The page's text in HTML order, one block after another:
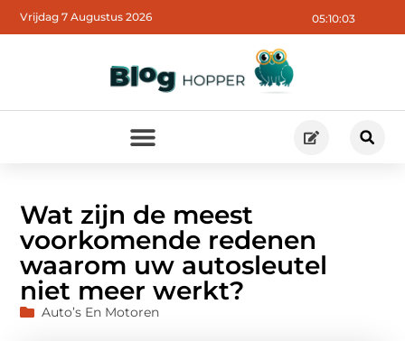
05:10:05
Vrijdag 7 Augustus 2026
Wat zijn de meest
voorkomende redenen
waarom uw autosleutel
niet meer werkt?
Auto’s En Motoren